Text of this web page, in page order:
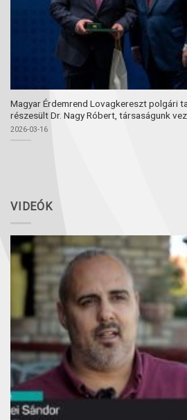
Magyar Érdemrend Lovagkereszt polgári
részesült Dr. Nagy Róbert, társaságunk
2026-03-16
VIDEÓK